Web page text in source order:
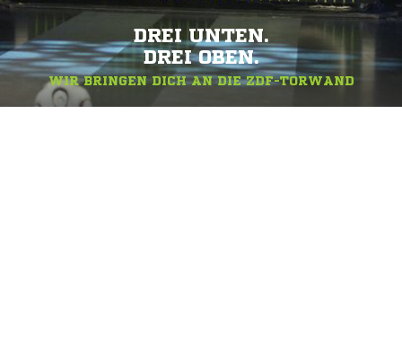
DREI UNTEN.
DREI OBEN.
WIR BRINGEN DICH AN DIE ZDF-TORWAND